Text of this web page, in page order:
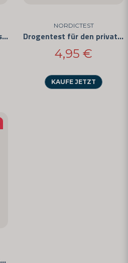
Multitest - 12 der häufigsten Drogen
NORDICTEST
Drogentest für den privaten Gebrauch - Einfach anzuwenden und CE-zertifiziert
4,95 €
KAUFE JETZT
Multi Drogentest für 18 verschiedene Drogen